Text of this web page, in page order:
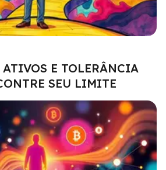
E TOLERÂNCIA
SEU LIMITE